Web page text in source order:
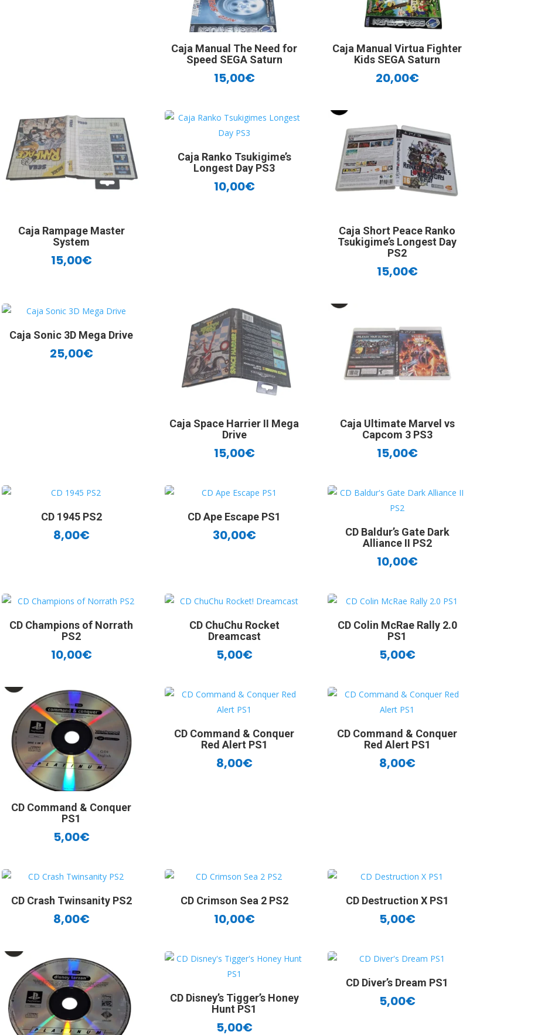
Caja Manual The Need for
Speed SEGA Saturn
15,00€
Caja Manual Virtua Fighter
Kids SEGA Saturn
20,00€
Caja Rampage Master
System
15,00€
Caja Ranko Tsukigime’s
Longest Day PS3
10,00€
Caja Short Peace Ranko
Tsukigime’s Longest Day
PS2
15,00€
Caja Sonic 3D Mega Drive
25,00€
Caja Space Harrier II Mega
Drive
15,00€
Caja Ultimate Marvel vs
Capcom 3 PS3
15,00€
CD 1945 PS2
8,00€
CD Ape Escape PS1
30,00€
CD Baldur’s Gate Dark
Alliance II PS2
10,00€
CD Champions of Norrath
PS2
10,00€
CD ChuChu Rocket
Dreamcast
5,00€
CD Colin McRae Rally 2.0
PS1
5,00€
CD Command & Conquer
PS1
5,00€
CD Command & Conquer
Red Alert PS1
8,00€
CD Command & Conquer
Red Alert PS1
8,00€
CD Crash Twinsanity PS2
8,00€
CD Crimson Sea 2 PS2
10,00€
CD Destruction X PS1
5,00€
CD Disney’s Tigger’s Honey
Hunt PS1
5,00€
CD Diver’s Dream PS1
5,00€